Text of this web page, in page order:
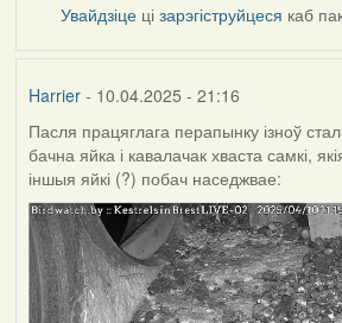
Увайдзіце цізарэгіструйцеся каб
Harrier- 10.04.2025 - 21:16
Пасля працяглага перапынку ізноў
бачна яйка і кавалачак хваста самкі,
іншыя яйкі (?) побач наседжвае: